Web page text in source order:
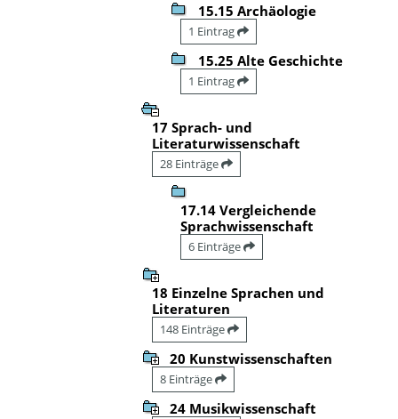
15.15 Archäologie
1 Eintrag
15.25 Alte Geschichte
1 Eintrag
17 Sprach- und
Literaturwissenschaft
28 Einträge
17.14 Vergleichende
Sprachwissenschaft
6 Einträge
18 Einzelne Sprachen und
Literaturen
148 Einträge
20 Kunstwissenschaften
8 Einträge
24 Musikwissenschaft